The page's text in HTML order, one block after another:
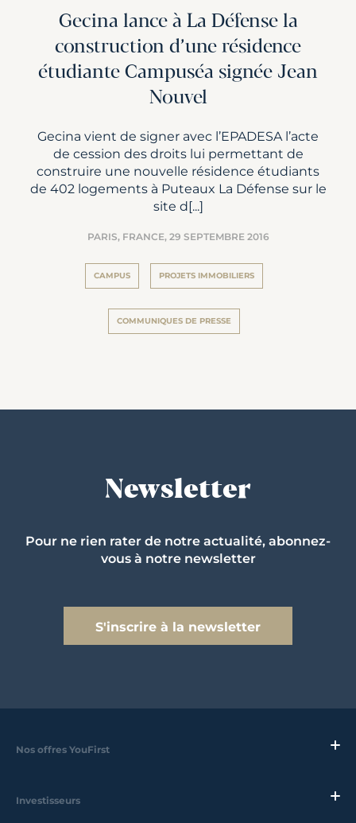
Gecina lance à La Défense la
construction d’une résidence
étudiante Campuséa signée Jean
Nouvel
Gecina vient de signer avec l’EPADESA l’acte
de cession des droits lui permettant de
construire une nouvelle résidence étudiants
de 402 logements à Puteaux La Défense sur le
site d[...]
PARIS, FRANCE, 29 SEPTEMBRE 2016
CAMPUS PROJETS IMMOBILIERS
COMMUNIQUES DE PRESSE
Newsletter
Pour ne rien rater de notre actualité, abonnez-
vous à notre newsletter
S'inscrire à la newsletter
Nos offres YouFirst
Investisseurs